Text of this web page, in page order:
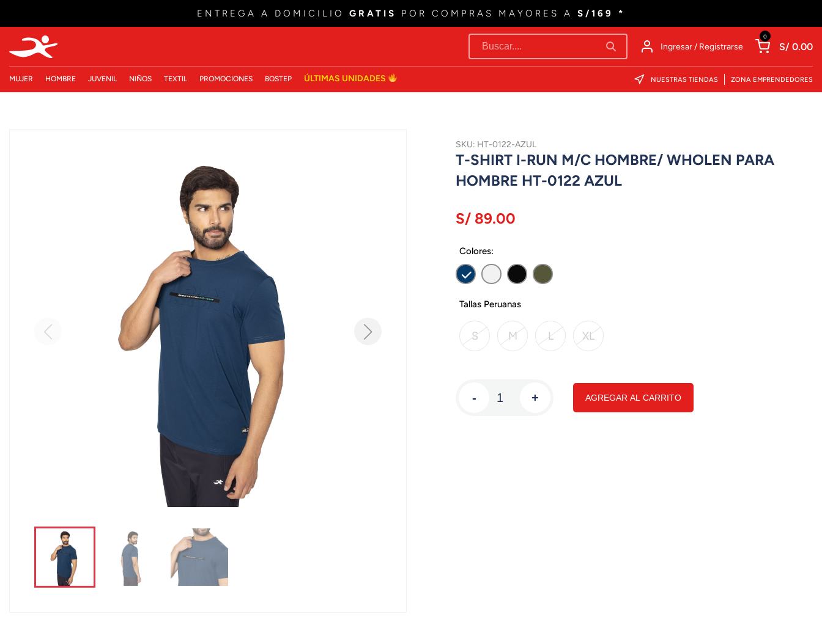
ENTREGA A DOMICILIO GRATIS POR COMPRAS MAYORES A S/169 *
Ingresar / Registrarse
0
S/ 0.00
MUJER HOMBRE JUVENIL NIÑOS TEXTIL PROMOCIONES BOSTEP ÚLTIMAS UNIDADES NUESTRAS TIENDAS ZONA EMPRENDEDORES
SKU: HT-0122-AZUL
T-SHIRT I-RUN M/C HOMBRE/ WHOLEN PARA
HOMBRE HT-0122 AZUL
S/ 89.00
Colores:
Tallas Peruanas
S M L XL
- + AGREGAR AL CARRITO